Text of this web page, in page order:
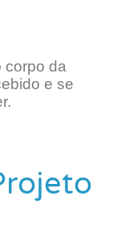
corpo da
e se